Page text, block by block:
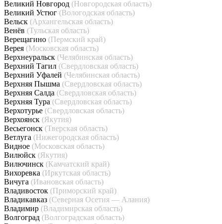
Великий Новгород (Новгородская область)
Великий Устюг (Вологодская область)
Вельск (Архангельская область)
Венёв (Тульская область)
Верещагино (Пермский край)
Верея (Московская область)
Верхнеуральск (Челябинская область)
Верхний Тагил (Свердловская область)
Верхний Уфалей (Челябинская область)
Верхняя Пышма (Свердловская область)
Верхняя Салда (Свердловская область)
Верхняя Тура (Свердловская область)
Верхотурье (Свердловская область)
Верхоянск (Якутия)
Весьегонск (Тверская область)
Ветлуга (Нижегородская область)
Видное (Московская область)
Вилюйск (Якутия)
Вилючинск (Камчатский край)
Вихоревка (Иркутская область)
Вичуга (Ивановская область)
Владивосток (Приморский край)
Владикавказ (Северная Осетия — Алания)
Владимир (Владимирская область)
Волгоград (Волгоградская область)